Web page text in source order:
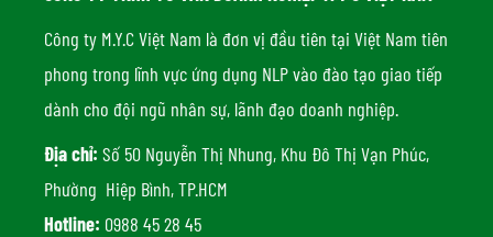
Công ty M.Y.C Việt Nam là đơn vị đầu tiên tại Việt Nam tiên
phong trong lĩnh vực ứng dụng NLP vào đào tạo giao tiếp
dành cho đội ngũ nhân sự, lãnh đạo doanh nghiệp.
Địa chỉ: Số 50 Nguyễn Thị Nhung, Khu Đô Thị Vạn Phúc,
Phường Hiệp Bình, TP.HCM
Hotline: 0988 45 28 45